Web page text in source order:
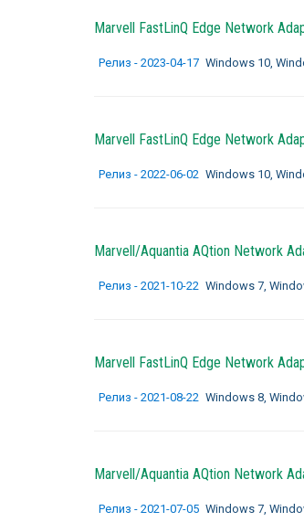
Marvell FastLinQ Edge Network
Релиз - 2023-04-17 Windows 10,
Marvell FastLinQ Edge Network
Релиз - 2022-06-02 Windows 10,
Marvell/Aquantia AQtion Network
Релиз - 2021-10-22 Windows 7,
Marvell FastLinQ Edge Network
Релиз - 2021-08-22 Windows 8,
Marvell/Aquantia AQtion Network
Релиз - 2021-07-05 Windows 7,